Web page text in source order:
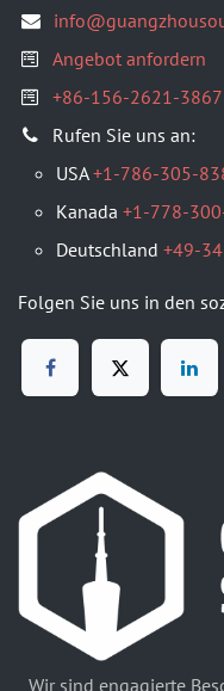
Angebot anfordern
+86-156-2621-3867
​Rufen Sie uns an:
USA+1-786-305-
Kanada +1-778-
Deutschland +49-
Folgen Sie uns in den
Wir sind engagierte